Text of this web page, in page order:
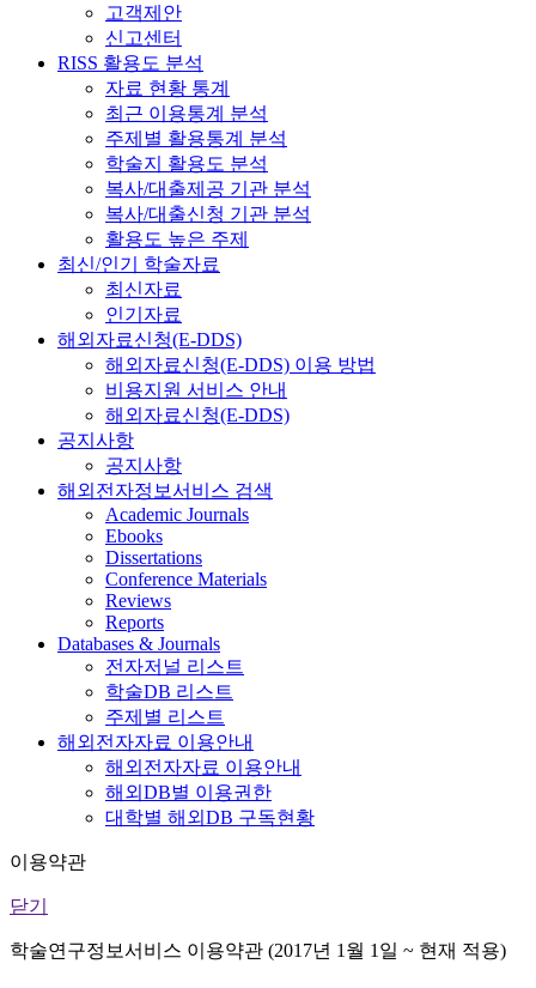
고객제안
신고센터
RISS 활용도 분석
자료 현황 통계
최근 이용통계 분석
주제별 활용통계 분석
학술지 활용도 분석
복사/대출제공 기관 분석
복사/대출신청 기관 분석
활용도 높은 주제
최신/인기 학술자료
최신자료
인기자료
해외자료신청(E-DDS)
해외자료신청(E-DDS) 이용 방법
비용지원 서비스 안내
해외자료신청(E-DDS)
공지사항
공지사항
해외전자정보서비스 검색
Academic Journals
Ebooks
Dissertations
Conference Materials
Reviews
Reports
Databases & Journals
전자저널 리스트
학술DB 리스트
주제별 리스트
해외전자자료 이용안내
해외전자자료 이용안내
해외DB별 이용권한
대학별 해외DB 구독현황
이용약관
닫기
학술연구정보서비스 이용약관 (2017년 1월 1일 ~ 현재 적용)